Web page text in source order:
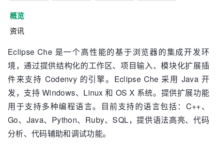
概览
资讯
Eclipse Che 是一个高性能的基于浏览器的集成开发环
境，通过提供结构化的工作区、项目输入、模块化扩展插
件来支持 Codenvy 的引擎。Eclipse Che 采用 Java 开
发，支持 Windows、Linux 和 OS X 系统。提供扩展功能
用于支持多种编程语言。目前支持的语言包括：C++、
Go、Java、Python、Ruby、SQL，提供语法高亮、代码
分析、代码辅助和调试功能。